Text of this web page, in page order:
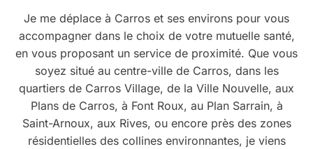
Je me déplace à Carros et ses environs pour vous
accompagner dans le choix de votre mutuelle santé,
en vous proposant un service de proximité. Que vous
soyez situé au centre-ville de Carros, dans les
quartiers de Carros Village, de la Ville Nouvelle, aux
Plans de Carros, à Font Roux, au Plan Sarrain, à
Saint-Arnoux, aux Rives, ou encore près des zones
résidentielles des collines environnantes, je viens